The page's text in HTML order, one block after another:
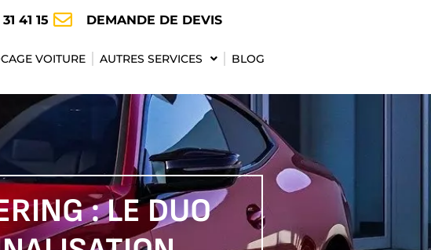
41 15 DEMANDE DE DEVIS
VOITURE AUTRES SERVICES BLOG
: LE DUO